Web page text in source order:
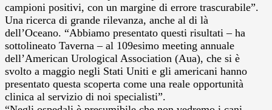
campioni positivi, con un margine di errore trascurabile”.
Una ricerca di grande rilevanza, anche al di là
dell’Oceano. “Abbiamo presentato questi risultati – ha
sottolineato Taverna – al 109esimo meeting annuale
dell’American Urological Association (Aua), che si è
svolto a maggio negli Stati Uniti e gli americani hanno
presentato questa scoperta come una reale opportunità
clinica al servizio di noi specialisti”.